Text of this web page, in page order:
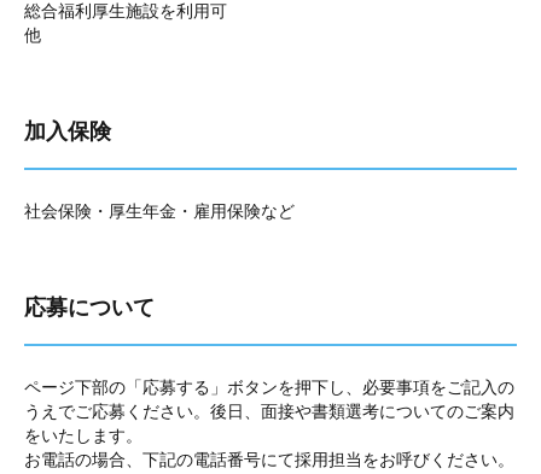
総合福利厚生施設を利用可
他
加入保険
社会保険・厚生年金・雇用保険など
応募について
ページ下部の「応募する」ボタンを押下し、必要事項をご記入の
うえでご応募ください。後日、面接や書類選考についてのご案内
をいたします。
お電話の場合、下記の電話番号にて採用担当をお呼びください。